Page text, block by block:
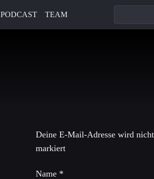
PODCAST TEAM
Deine E-Mail-Adresse wird
markiert
Name *